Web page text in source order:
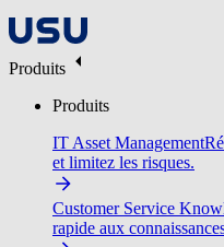
Produits
Produits
IT Asset Management
et limitez les risques.
Customer Service
rapide aux